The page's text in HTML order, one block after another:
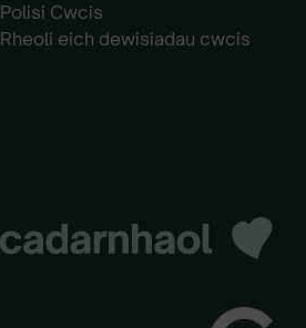
Polisi Cwcis
Rheoli eich dewisiadau cwcis